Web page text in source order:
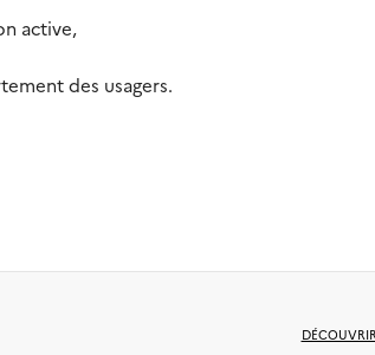
active,
des usagers.